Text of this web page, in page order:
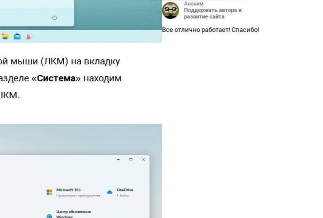
мыши (ЛКМ) на вкладку
«Система» находим
Аноним
Поддержать автора и
развитие сайта
Все отлично работает! Спасибо!